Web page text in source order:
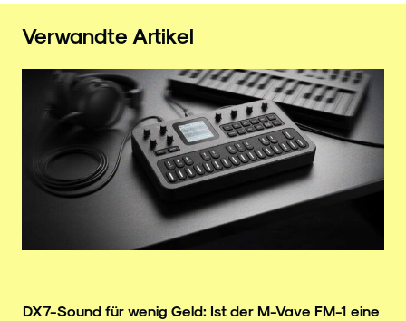
Verwandte Artikel
DX7-Sound für wenig Geld: Ist der M-Vave FM-1 eine